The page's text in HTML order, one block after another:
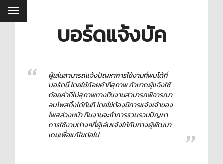
บอร์ดแจ้งบัค
ผู้เล่นสามารถแจ้งปัญหาการใช้งานที่พบได้ที่
บอร์ดนี้ โดยใช้ถ้อยคำที่สุภาพ ถ้าหากผู้แจ้งใช้
ถ้อยคำที่ไม่สุภาพทางทีมงานสามารถพิจารณา
ลบโพสทิ้งได้ทันที โดยไม่ต้องมีการแจ้งเจ้าของ
โพสล่วงหน้า ทีมงานจะทำการรวบรวมปัญหา
การใช้งานต่างๆที่ผู้เล่นแจ้งให้กับทางผู้พัฒนา
เกมเพื่อแก้ไขต่อไป